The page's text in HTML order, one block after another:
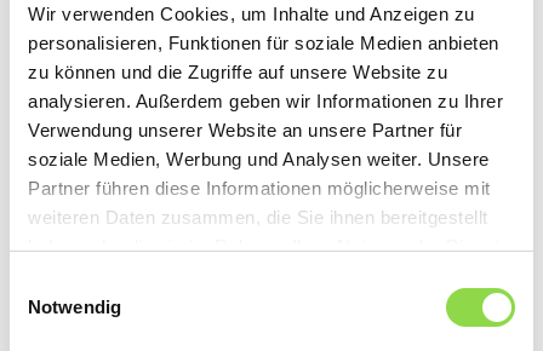
Wir verwenden Cookies, um Inhalte und Anzeigen zu
personalisieren, Funktionen für soziale Medien anbieten
zu können und die Zugriffe auf unsere Website zu
analysieren. Außerdem geben wir Informationen zu Ihrer
Verwendung unserer Website an unsere Partner für
soziale Medien, Werbung und Analysen weiter. Unsere
Partner führen diese Informationen möglicherweise mit
weiteren Daten zusammen, die Sie ihnen bereitgestellt
haben oder die sie im Rahmen Ihrer Nutzung der Dienste
Notwendig
L’indumento può essere stirato.
Stirare a bassa temperatura
L’indumento deve essere stirato a bassa
temperatura. Le alte temperature possono
danneggiarne il materiale.
Stirare a temperatura media
temperatura media.